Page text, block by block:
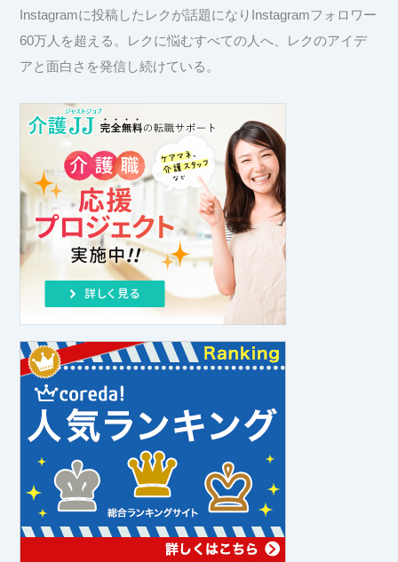
Instagramに投稿したレクが話題になりInstagramフォロワー
60万人を超える。レクに悩むすべての人へ、レクのアイデ
アと面白さを発信し続けている。